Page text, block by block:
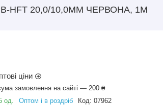
HFT 20,0/10,0ММ ЧЕРВОНА, 1М
ціни
замовлення на сайті — 200 ₴
од.
Оптом і в роздріб Код: 07962